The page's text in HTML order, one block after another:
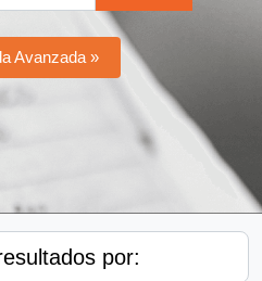
Avanzada »
por: